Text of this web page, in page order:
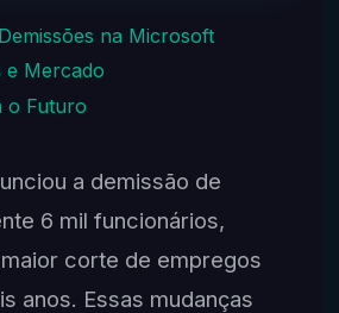
na Microsoft
e Mercado
o Futuro
a demissão de
6 mil funcionários,
corte de empregos
anos. Essas mudanças